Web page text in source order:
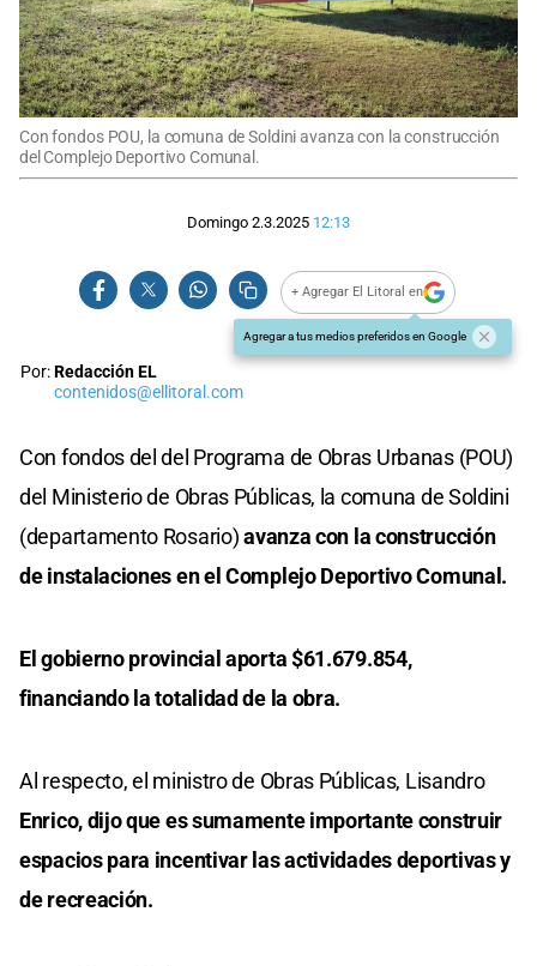
Con fondos POU, la comuna de Soldini avanza con la construcción
del Complejo Deportivo Comunal.
Domingo 2.3.2025 12:13
+ Agregar El Litoral en
Agregar a tus medios preferidos en Google
Por:Redacción EL
contenidos@ellitoral.com
Con fondos del del Programa de Obras Urbanas (POU)
del Ministerio de Obras Públicas, la comuna de Soldini
(departamento Rosario)avanza con la construcción
de instalaciones en el Complejo Deportivo Comunal.
El gobierno provincial aporta $61.679.854,
financiando la totalidad de la obra.
Al respecto, el ministro de Obras Públicas, Lisandro
Enrico, dijo que es sumamente importante construir
espacios para incentivar las actividades deportivas y
de recreación.